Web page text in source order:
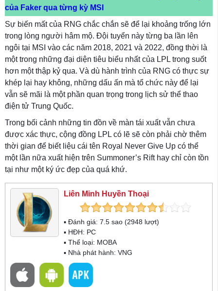
của Faker qua từng kỳ MSI
Sự biến mất của RNG chắc chắn sẽ để lại khoảng trống lớn
trong lòng người hâm mộ. Đội tuyển này từng ba lần lên
ngôi tại MSI vào các năm 2018, 2021 và 2022, đồng thời là
một trong những đại diện tiêu biểu nhất của LPL trong suốt
hơn một thập kỷ qua. Và dù hành trình của RNG có thực sự
khép lại hay không, những dấu ấn mà tổ chức này để lại
vẫn sẽ mãi là một phần quan trọng trong lịch sử thể thao
điện tử Trung Quốc.
Trong bối cảnh những tin đồn về màn tái xuất vẫn chưa
được xác thực, cộng đồng LPL có lẽ sẽ còn phải chờ thêm
thời gian để biết liệu cái tên Royal Never Give Up có thể
một lần nữa xuất hiện trên Summoner’s Rift hay chỉ còn tồn
tại như một ký ức đẹp của quá khứ.
Liên Minh Huyền Thoại
▪ Đánh giá: 7.5 sao (2948 lượt)
▪ HĐH: PC
▪ Thể loại: MOBA
▪ Nhà phát hành: VNG